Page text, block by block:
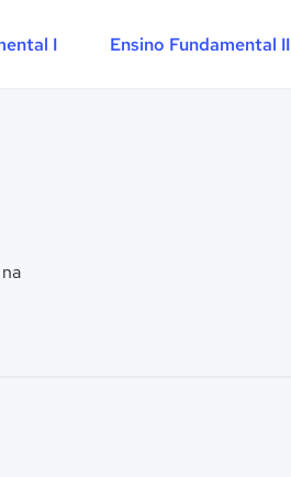
I Ensino Fundamental II